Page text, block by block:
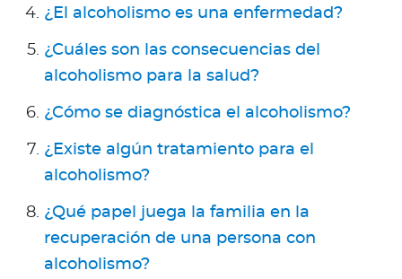
¿El alcoholismo es una enfermedad?
¿Cuáles son las consecuencias del
alcoholismo para la salud?
¿Cómo se diagnóstica el alcoholismo?
¿Existe algún tratamiento para el
alcoholismo?
¿Qué papel juega la familia en la
recuperación de una persona con
alcoholismo?